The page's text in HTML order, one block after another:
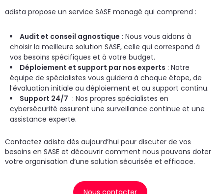
adista propose un service SASE managé qui comprend :
Audit et conseil agnostique : Nous vous aidons à
choisir la meilleure solution SASE, celle qui correspond à
vos besoins spécifiques et à votre budget.
Déploiement et support par nos experts : Notre
équipe de spécialistes vous guidera à chaque étape, de
l’évaluation initiale au déploiement et au support continu.
Support 24/7 : Nos propres spécialistes en
cybersécurité assurent une surveillance continue et une
assistance experte.
Contactez adista dès aujourd’hui pour discuter de vos
besoins en SASE et découvrir comment nous pouvons doter
votre organisation d’une solution sécurisée et efficace.
Nous contacter